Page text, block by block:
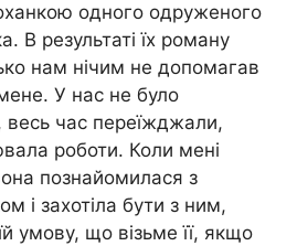
одного одруженого
В результаті їх роману
нам нічим не допомагав
У нас не було
весь час переїжджали,
роботи. Коли мені
познайомилася з
і захотіла бути з ним,
умову, що візьме її, якщо